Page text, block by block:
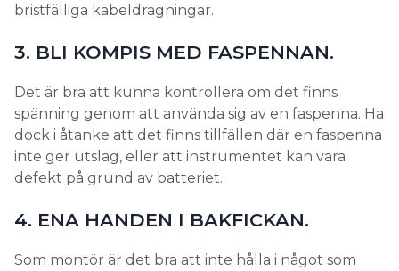
bristfälliga kabeldragningar.
3. BLI KOMPIS MED FASPENNAN.
Det är bra att kunna kontrollera om det finns
spänning genom att använda sig av en faspenna. Ha
dock i åtanke att det finns tillfällen där en faspenna
inte ger utslag, eller att instrumentet kan vara
defekt på grund av batteriet.
4. ENA HANDEN I BAKFICKAN.
Som montör är det bra att inte hålla i något som